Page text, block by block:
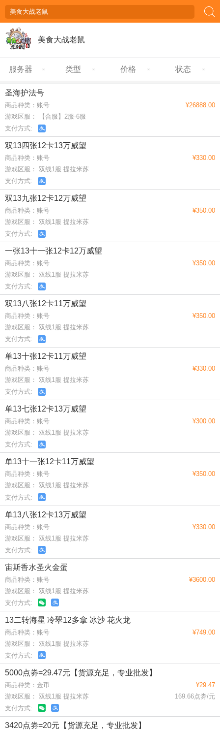
美食大战老鼠
服务器 类型 价格 状态
圣海护法号
商品种类：账号
游戏区服： 【合服】2服-6服
支付方式:
¥26888.00
双13四张12卡13万威望
商品种类：账号
游戏区服： 双线1服 提拉米苏
支付方式:
¥330.00
双13九张12卡12万威望
商品种类：账号
游戏区服： 双线1服 提拉米苏
支付方式:
¥350.00
一张13十一张12卡12万威望
商品种类：账号
游戏区服： 双线1服 提拉米苏
支付方式:
¥350.00
双13八张12卡11万威望
商品种类：账号
游戏区服： 双线1服 提拉米苏
支付方式:
¥350.00
单13十张12卡11万威望
商品种类：账号
游戏区服： 双线1服 提拉米苏
支付方式:
¥330.00
单13七张12卡13万威望
商品种类：账号
游戏区服： 双线1服 提拉米苏
支付方式:
¥300.00
单13十一张12卡11万威望
商品种类：账号
游戏区服： 双线1服 提拉米苏
支付方式:
¥350.00
单13八张12卡13万威望
商品种类：账号
游戏区服： 双线1服 提拉米苏
支付方式:
¥330.00
宙斯香水圣火金蛋
商品种类：账号
游戏区服： 双线1服 提拉米苏
支付方式:
¥3600.00
13二转海星 冷翠12多拿 冰沙 花火龙
商品种类：账号
游戏区服： 双线1服 提拉米苏
支付方式:
¥749.00
5000点劵=29.47元【货源充足，专业批发】
商品种类：金币
游戏区服： 双线1服 提拉米苏
支付方式:
¥29.47
169.66点劵/元
3420点劵=20元【货源充足，专业批发】